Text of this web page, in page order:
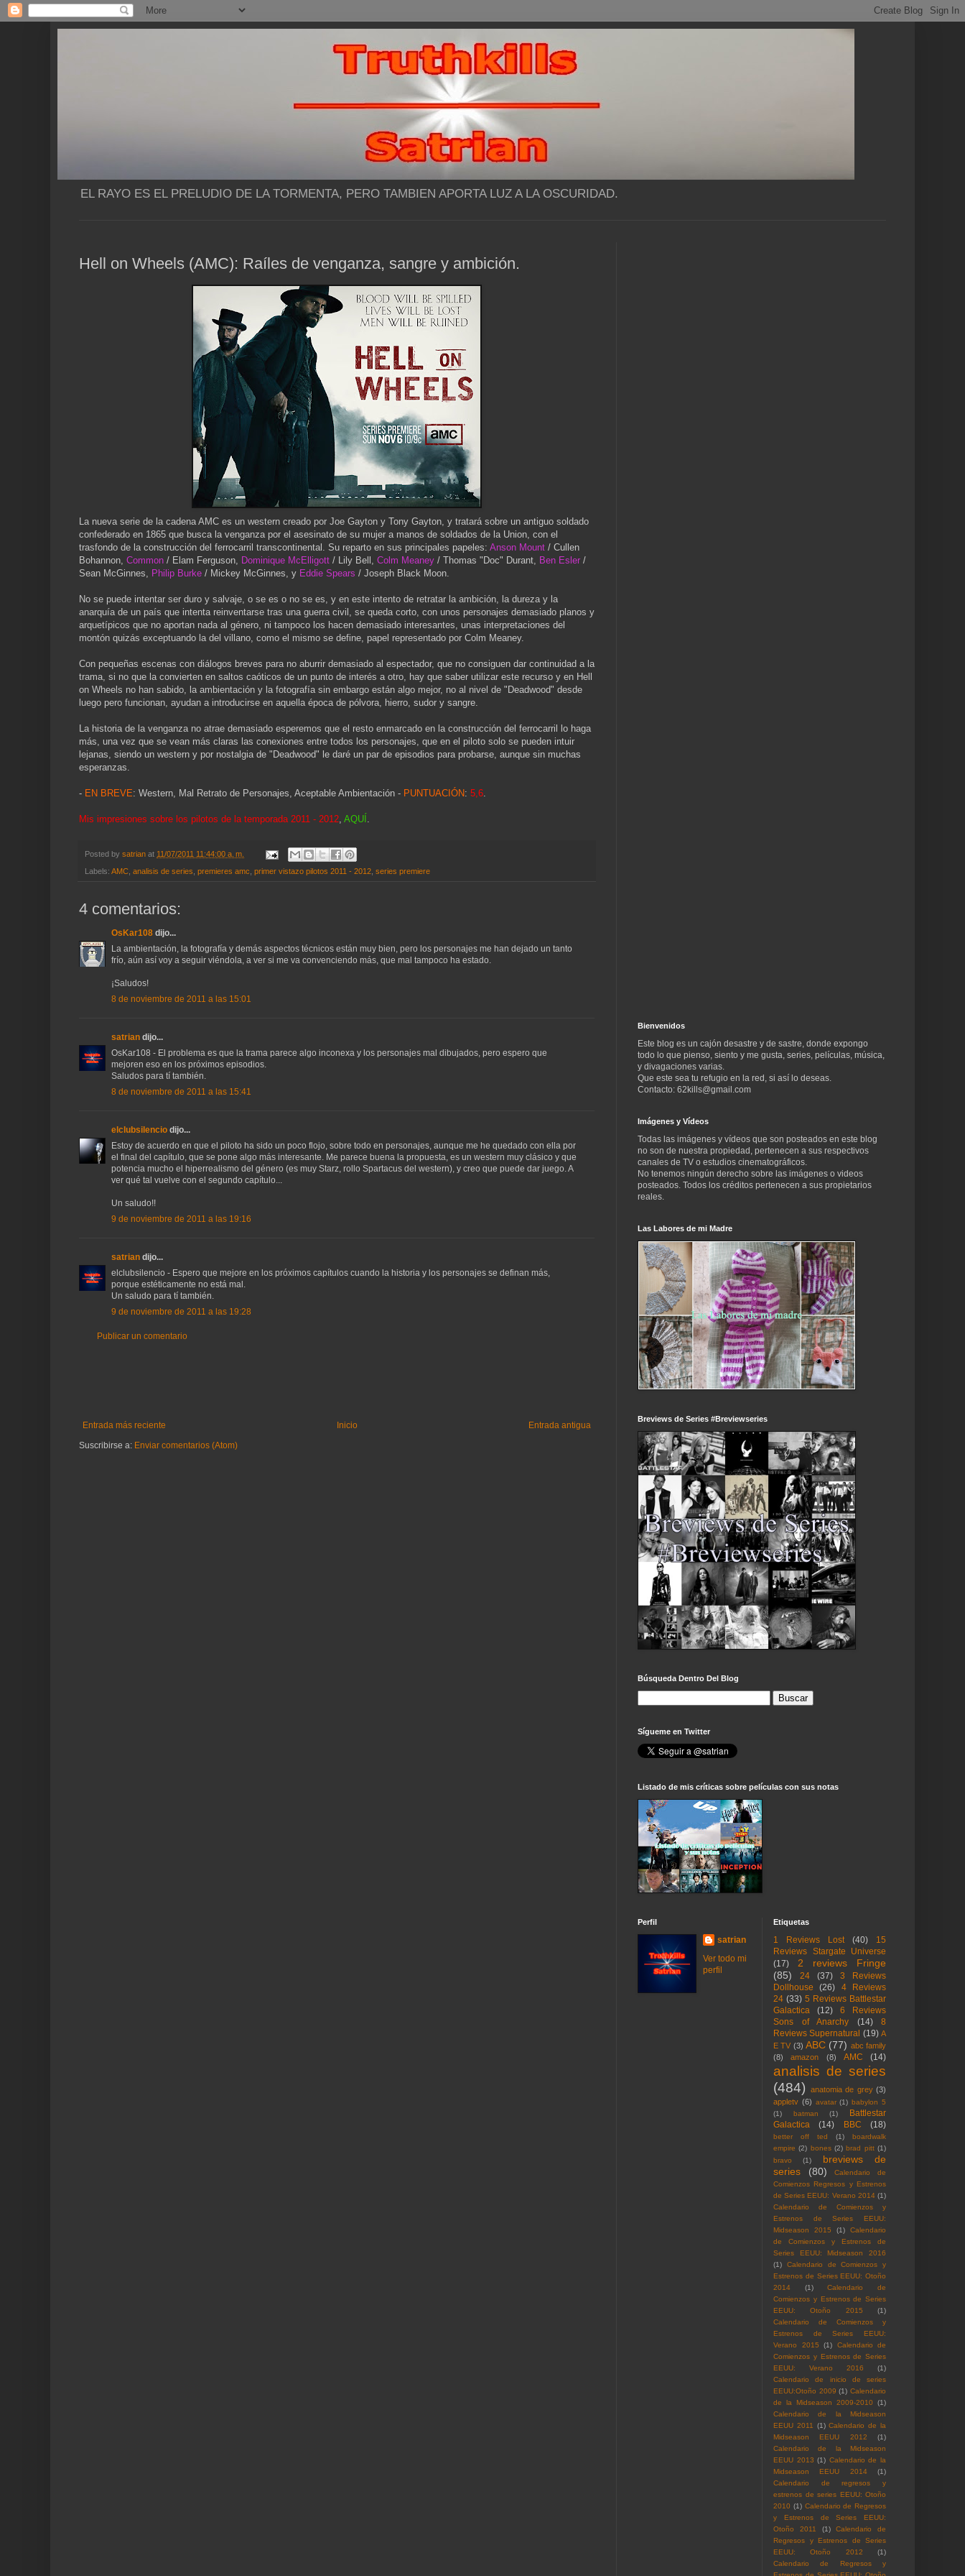
EL RAYO ES EL PRELUDIO DE LA TORMENTA, PERO TAMBIEN APORTA LUZ A LA OSCURIDAD.
Hell on Wheels (AMC): Raíles de venganza, sangre y ambición.
La nueva serie de la cadena AMC es un western creado por Joe Gayton y Tony Gayton, y tratará sobre un antiguo soldado
confederado en 1865 que busca la venganza por el asesinato de su mujer a manos de soldados de la Union, con el
trasfondo de la construcción del ferrocarril transcontinental. Su reparto en sus principales papeles: Anson Mount / Cullen
Bohannon, Common / Elam Ferguson, Dominique McElligott / Lily Bell, Colm Meaney / Thomas "Doc" Durant, Ben Esler /
Sean McGinnes, Philip Burke / Mickey McGinnes, y Eddie Spears / Joseph Black Moon.
No se puede intentar ser duro y salvaje, o se es o no se es, y en este intento de retratar la ambición, la dureza y la
anarquía de un país que intenta reinventarse tras una guerra civil, se queda corto, con unos personajes demasiado planos y
arquetípicos que no aportan nada al género, ni tampoco los hacen demasiado interesantes, unas interpretaciones del
montón quizás exceptuando la del villano, como el mismo se define, papel representado por Colm Meaney.
Con pequeñas escenas con diálogos breves para no aburrir demasiado al espectador, que no consiguen dar continuidad a la
trama, si no que la convierten en saltos caóticos de un punto de interés a otro, hay que saber utilizar este recurso y en Hell
on Wheels no han sabido, la ambientación y la fotografía sin embargo están algo mejor, no al nivel de "Deadwood" desde
luego pero funcionan, ayudan a introducirse en aquella época de pólvora, hierro, sudor y sangre.
La historia de la venganza no atrae demasiado esperemos que el resto enmarcado en la construcción del ferrocarril lo haga
más, una vez que se vean más claras las conexiones entre todos los personajes, que en el piloto solo se pueden intuir
lejanas, siendo un western y por nostalgia de "Deadwood" le daré un par de episodios para probarse, aunque sin muchas
esperanzas.
- EN BREVE: Western, Mal Retrato de Personajes, Aceptable Ambientación - PUNTUACIÓN: 5,6.
Mis impresiones sobre los pilotos de la temporada 2011 - 2012, AQUÍ .
Posted by satrian at 11/07/2011 11:44:00 a. m.
Labels: AMC, analisis de series, premieres amc, primer vistazo pilotos 2011 - 2012, series premiere
4 comentarios:
OsKar108 dijo...
La ambientación, la fotografía y demás aspectos técnicos están muy bien, pero los personajes me han dejado un tanto
frío, aún así voy a seguir viéndola, a ver si me va convenciendo más, que mal tampoco ha estado.
¡Saludos!
8 de noviembre de 2011 a las 15:01
satrian dijo...
OsKar108 - El problema es que la trama parece algo inconexa y los personajes mal dibujados, pero espero que
mejoren eso en los próximos episodios.
Saludos para tí también.
8 de noviembre de 2011 a las 15:41
elclubsilencio dijo...
Estoy de acuerdo en que el piloto ha sido un poco flojo, sobre todo en personajes, aunque me he quedado con ella por
el final del capítulo, que se pone algo más interesante. Me parece buena la propuesta, es un western muy clásico y que
potencia mucho el hiperrealismo del género (es muy Starz, rollo Spartacus del western), y creo que puede dar juego. A
ver qué tal vuelve con el segundo capítulo...
Un saludo!!
9 de noviembre de 2011 a las 19:16
satrian dijo...
elclubsilencio - Espero que mejore en los próximos capítulos cuando la historia y los personajes se definan más,
porque estéticamente no está mal.
Un saludo para tí también.
9 de noviembre de 2011 a las 19:28
Publicar un comentario
Entrada más reciente Entrada antigua
Inicio
Suscribirse a: Enviar comentarios (Atom)
Bienvenidos
Este blog es un cajón desastre y de sastre, donde expongo
todo lo que pienso, siento y me gusta, series, películas, música,
y divagaciones varias.
Que este sea tu refugio en la red, si así lo deseas.
Contacto: 62kills@gmail.com
Imágenes y Vídeos
Todas las imágenes y vídeos que son posteados en este blog
no son de nuestra propiedad, pertenecen a sus respectivos
canales de TV o estudios cinematográficos.
No tenemos ningún derecho sobre las imágenes o videos
posteados. Todos los créditos pertenecen a sus propietarios
reales.
Las Labores de mi Madre
Breviews de Series #Breviewseries
Búsqueda Dentro Del Blog
Sígueme en Twitter
Listado de mis críticas sobre películas con sus notas
Perfil
satrian
Ver todo mi
perfil
Etiquetas
1 Reviews Lost (40)
15
Reviews Stargate Universe
(17)
2 reviews Fringe
(85)
24 (37)
3 Reviews
Dollhouse
(26)
4 Reviews
24 (33) 5 Reviews Battlestar
Galactica
(12)
6 Reviews
Sons of Anarchy
(14)
8
Reviews Supernatural (19) A
E TV (3) ABC (77) abc family
(8)
amazon (8) AMC (14)
analisis de series
(484)
anatomia de grey (3)
appletv (6) avatar (1) babylon 5
(1)
batman (1)
Battlestar
Galactica
(14) BBC (18)
better off ted (1)
boardwalk
empire (2) bones (2) brad pitt (1)
bravo
(1)
breviews de
series
(80)
Calendario de
Comienzos Regresos y Estrenos
de Series EEUU: Verano 2014 (1)
Calendario de Comienzos y
Estrenos de Series EEUU:
Midseason 2015
(1)
Calendario
de Comienzos y Estrenos de
Series EEUU: Midseason 2016
(1)
Calendario de Comienzos y
Estrenos de Series EEUU: Otoño
2014
(1)
Calendario de
Comienzos y Estrenos de Series
EEUU: Otoño 2015
(1)
Calendario de Comienzos y
Estrenos de Series EEUU:
Verano 2015
(1)
Calendario de
Comienzos y Estrenos de Series
EEUU: Verano 2016
(1)
Calendario de inicio de series
EEUU:Otoño 2009 (1) Calendario
de la Midseason 2009-2010
(1)
Calendario de la Midseason
EEUU 2011 (1) Calendario de la
Midseason EEUU 2012
(1)
Calendario de la Midseason
EEUU 2013 (1) Calendario de la
Midseason EEUU 2014
(1)
Calendario de regresos y
estrenos de series EEUU: Otoño
2010 (1) Calendario de Regresos
y Estrenos de Series EEUU:
Otoño 2011
(1)
Calendario de
Regresos y Estrenos de Series
EEUU: Otoño 2012
(1)
Calendario de Regresos y